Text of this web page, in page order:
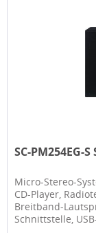
SC-PM254EG-
Micro-Stereo-
CD-Player,
Breitband-
Schnittstelle,